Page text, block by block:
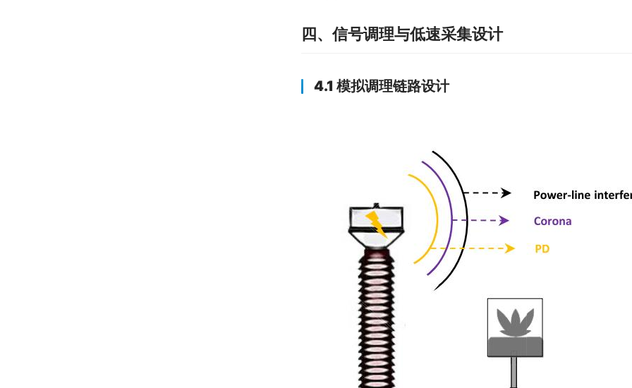
四、信号调理与低速采集设计
4.1 模拟调理链路设计